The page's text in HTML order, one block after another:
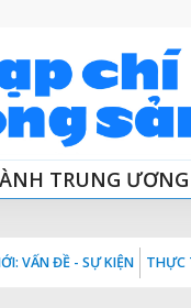
TRUNG
VẤN ĐỀ - SỰ KIỆN THỰC